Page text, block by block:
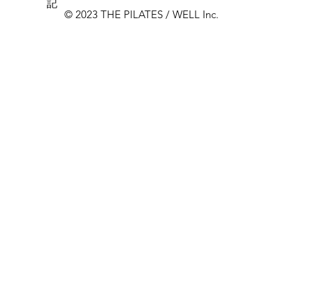
© 2023 THE PILATES / WELL Inc.
記